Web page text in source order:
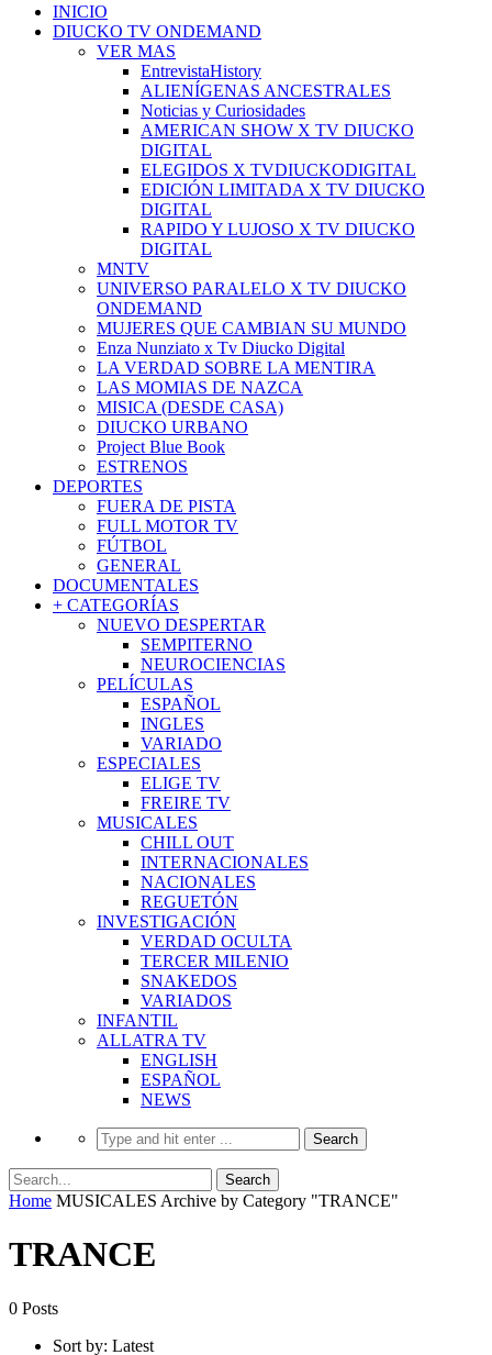
INICIO
DIUCKO TV ONDEMAND
VER MAS
EntrevistaHistory
ALIENÍGENAS ANCESTRALES
Noticias y Curiosidades
AMERICAN SHOW X TV DIUCKO
DIGITAL
ELEGIDOS X TVDIUCKODIGITAL
EDICIÓN LIMITADA X TV DIUCKO
DIGITAL
RAPIDO Y LUJOSO X TV DIUCKO
DIGITAL
MNTV
UNIVERSO PARALELO X TV DIUCKO
ONDEMAND
MUJERES QUE CAMBIAN SU MUNDO
Enza Nunziato x Tv Diucko Digital
LA VERDAD SOBRE LA MENTIRA
LAS MOMIAS DE NAZCA
MISICA (DESDE CASA)
DIUCKO URBANO
Project Blue Book
ESTRENOS
DEPORTES
FUERA DE PISTA
FULL MOTOR TV
FÚTBOL
GENERAL
DOCUMENTALES
+ CATEGORÍAS
NUEVO DESPERTAR
SEMPITERNO
NEUROCIENCIAS
PELÍCULAS
ESPAÑOL
INGLES
VARIADO
ESPECIALES
ELIGE TV
FREIRE TV
MUSICALES
CHILL OUT
INTERNACIONALES
NACIONALES
REGUETÓN
INVESTIGACIÓN
VERDAD OCULTA
TERCER MILENIO
SNAKEDOS
VARIADOS
INFANTIL
ALLATRA TV
ENGLISH
ESPAÑOL
NEWS
Home MUSICALES Archive by Category "TRANCE"
TRANCE
0 Posts
Sort by: Latest